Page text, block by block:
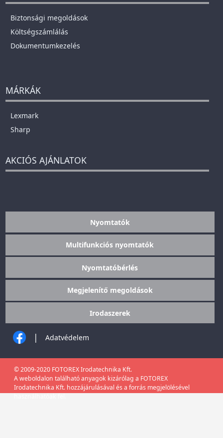
Biztonsági megoldások
Költségszámlálás
Dokumentumkezelés
MÁRKÁK
Lexmark
Sharp
AKCIÓS AJÁNLATOK
Nyomtatók
Multifunkciós nyomtatók
Nyomtatóbérlés
Megjelenítő megoldások
Irodaszerek
| Adatvédelem
© 2009-2020 FOTOREX Irodatechnika Kft.
A weboldalon található anyagok kizárólag a FOTOREX
Irodatechnika Kft. hozzájárulásával és a forrás megjelölésével